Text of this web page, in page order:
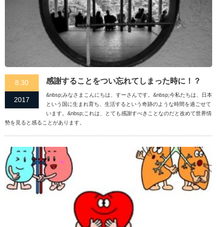
8.30
2017
感謝することをつい忘れてしまった時に！？
&nbsp;みなさまこんにちは、すーさんです。&nbsp;今私たちは、日本
という国に生まれ育ち、生活するという奇跡のような時間を過ごせて
います。&nbsp;これは、とても感謝すべきことなのだと改めて世界情
勢を見ると感ることがあります。